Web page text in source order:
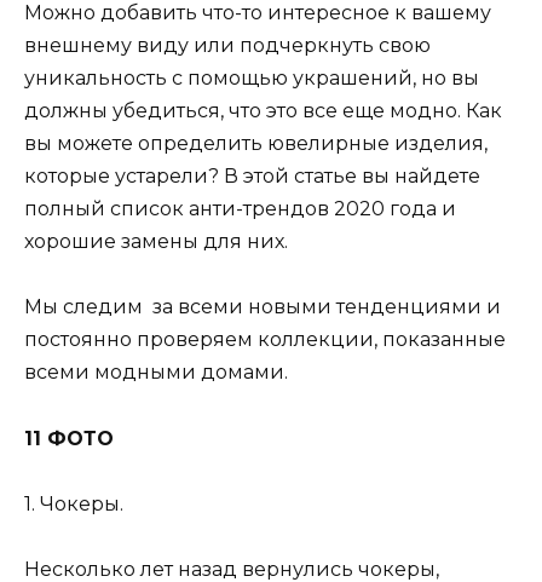
Можно добавить что-то интересное к вашему
внешнему виду или подчеркнуть свою
уникальность с помощью украшений, но вы
должны убедиться, что это все еще модно. Как
вы можете определить ювелирные изделия,
которые устарели? В этой статье вы найдете
полный список анти-трендов 2020 года и
хорошие замены для них.
Мы следим за всеми новыми тенденциями и
постоянно проверяем коллекции, показанные
всеми модными домами.
11 ФОТО
1. Чокеры.
Несколько лет назад вернулись чокеры,